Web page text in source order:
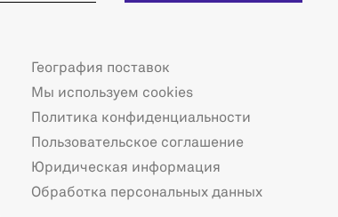
География поставок
Мы используем cookies
Политика конфиденциальности
Пользовательское соглашение
Юридическая информация
Обработка персональных данных